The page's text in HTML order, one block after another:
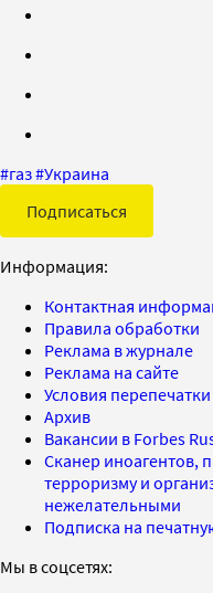
#газ#Украина
Подписаться
Информация:
Контактная
Правила обработки
Реклама в журнале
Реклама на сайте
Условия перепечатки
Архив
Вакансии в Forbes
Сканер иноагентов,
терроризму и
нежелательными
Подписка на
Мы в соцсетях: